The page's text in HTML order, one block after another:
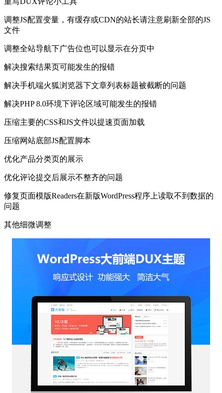
调整JS配置变量，有缓存或CDN的站长请注意刷新全部的JS
文件
调整全站导航下广告位也可以显示在分页中
解决搜索结果页可能发生的报错
解决手机端火狐浏览器下文章列表标题被截断的问题
解决PHP 8.0环境下评论区域可能发生的报错
压缩主要的CSS和JS文件以提速页面加载
压缩网站底部JS配置脚本
优化产品分类页的展示
优化评论提交后展示不整齐的问题
修复页面模版Readers在新版WordPress程序上读取不到数据的
问题
其他细微调整